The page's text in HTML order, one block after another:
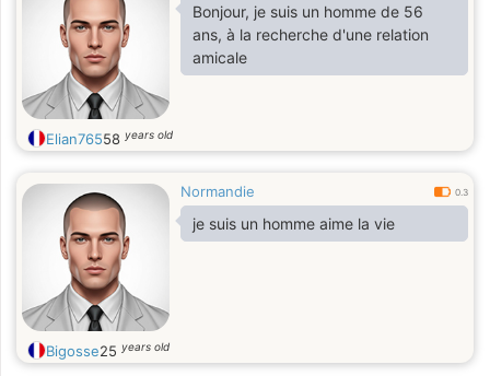
Bonjour, je suis un homme de 56
ans, à la recherche d'une relation
amicale
Elian76558 years old
Normandie 0.3
je suis un homme aime la vie
Bigosse25 years old